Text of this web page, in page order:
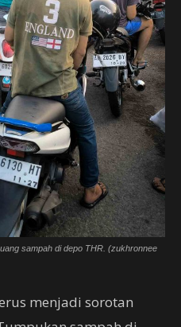
sampah di depo THR. (zukhronnee
menjadi sorotan